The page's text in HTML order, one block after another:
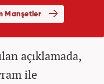
açıklamada,
ile